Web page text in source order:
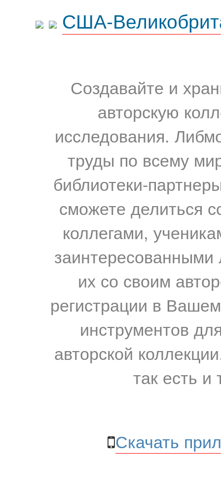
США-
Создавайте и
авторскую
исследования.
труды по всему
библиотеки-
сможете делиться
коллегами,
их со своим
регистрации в
инструментов
авторской
так есть и
Скачать